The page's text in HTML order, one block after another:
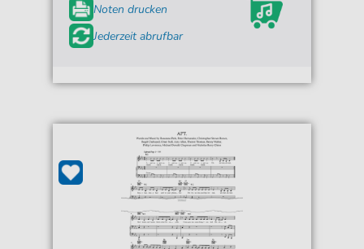
Noten drucken
Jederzeit abrufbar